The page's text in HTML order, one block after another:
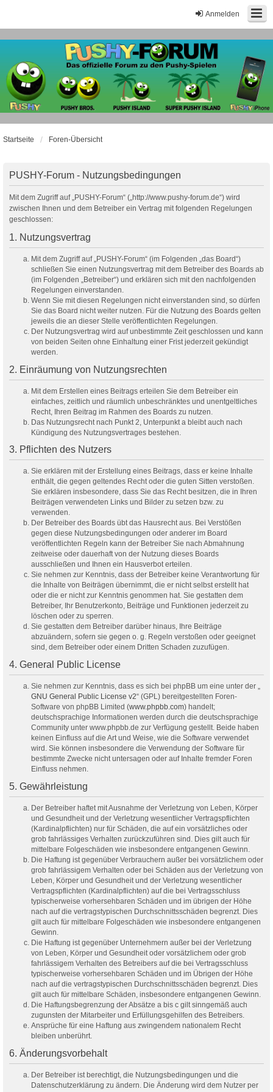
Anmelden
Startseite Foren-Übersicht
PUSHY-Forum - Nutzungsbedingungen
Mit dem Zugriff auf „PUSHY-Forum“ („http://www.pushy-forum.de“) wird
zwischen Ihnen und dem Betreiber ein Vertrag mit folgenden Regelungen
geschlossen:
1. Nutzungsvertrag
Mit dem Zugriff auf „PUSHY-Forum“ (im Folgenden „das Board“)
schließen Sie einen Nutzungsvertrag mit dem Betreiber des Boards ab
(im Folgenden „Betreiber“) und erklären sich mit den nachfolgenden
Regelungen einverstanden.
Wenn Sie mit diesen Regelungen nicht einverstanden sind, so dürfen
Sie das Board nicht weiter nutzen. Für die Nutzung des Boards gelten
jeweils die an dieser Stelle veröffentlichten Regelungen.
Der Nutzungsvertrag wird auf unbestimmte Zeit geschlossen und kann
von beiden Seiten ohne Einhaltung einer Frist jederzeit gekündigt
werden.
2. Einräumung von Nutzungsrechten
Mit dem Erstellen eines Beitrags erteilen Sie dem Betreiber ein
einfaches, zeitlich und räumlich unbeschränktes und unentgeltliches
Recht, Ihren Beitrag im Rahmen des Boards zu nutzen.
Das Nutzungsrecht nach Punkt 2, Unterpunkt a bleibt auch nach
Kündigung des Nutzungsvertrages bestehen.
3. Pflichten des Nutzers
Sie erklären mit der Erstellung eines Beitrags, dass er keine Inhalte
enthält, die gegen geltendes Recht oder die guten Sitten verstoßen.
Sie erklären insbesondere, dass Sie das Recht besitzen, die in Ihren
Beiträgen verwendeten Links und Bilder zu setzen bzw. zu
verwenden.
Der Betreiber des Boards übt das Hausrecht aus. Bei Verstößen
gegen diese Nutzungsbedingungen oder anderer im Board
veröffentlichten Regeln kann der Betreiber Sie nach Abmahnung
zeitweise oder dauerhaft von der Nutzung dieses Boards
ausschließen und Ihnen ein Hausverbot erteilen.
Sie nehmen zur Kenntnis, dass der Betreiber keine Verantwortung für
die Inhalte von Beiträgen übernimmt, die er nicht selbst erstellt hat
oder die er nicht zur Kenntnis genommen hat. Sie gestatten dem
Betreiber, Ihr Benutzerkonto, Beiträge und Funktionen jederzeit zu
löschen oder zu sperren.
Sie gestatten dem Betreiber darüber hinaus, Ihre Beiträge
abzuändern, sofern sie gegen o. g. Regeln verstoßen oder geeignet
sind, dem Betreiber oder einem Dritten Schaden zuzufügen.
4. General Public License
Sie nehmen zur Kenntnis, dass es sich bei phpBB um eine unter der „
GNU General Public License v2“ (GPL) bereitgestellten Foren-
Software von phpBB Limited (www.phpbb.com) handelt;
deutschsprachige Informationen werden durch die deutschsprachige
Community unter www.phpbb.de zur Verfügung gestellt. Beide haben
keinen Einfluss auf die Art und Weise, wie die Software verwendet
wird. Sie können insbesondere die Verwendung der Software für
bestimmte Zwecke nicht untersagen oder auf Inhalte fremder Foren
Einfluss nehmen.
5. Gewährleistung
Der Betreiber haftet mit Ausnahme der Verletzung von Leben, Körper
und Gesundheit und der Verletzung wesentlicher Vertragspflichten
(Kardinalpflichten) nur für Schäden, die auf ein vorsätzliches oder
grob fahrlässiges Verhalten zurückzuführen sind. Dies gilt auch für
mittelbare Folgeschäden wie insbesondere entgangenen Gewinn.
Die Haftung ist gegenüber Verbrauchern außer bei vorsätzlichem oder
grob fahrlässigem Verhalten oder bei Schäden aus der Verletzung von
Leben, Körper und Gesundheit und der Verletzung wesentlicher
Vertragspflichten (Kardinalpflichten) auf die bei Vertragsschluss
typischerweise vorhersehbaren Schäden und im übrigen der Höhe
nach auf die vertragstypischen Durchschnittsschäden begrenzt. Dies
gilt auch für mittelbare Folgeschäden wie insbesondere entgangenen
Gewinn.
Die Haftung ist gegenüber Unternehmern außer bei der Verletzung
von Leben, Körper und Gesundheit oder vorsätzlichem oder grob
fahrlässigem Verhalten des Betreibers auf die bei Vertragsschluss
typischerweise vorhersehbaren Schäden und im Übrigen der Höhe
nach auf die vertragstypischen Durchschnittsschäden begrenzt. Dies
gilt auch für mittelbare Schäden, insbesondere entgangenen Gewinn.
Die Haftungsbegrenzung der Absätze a bis c gilt sinngemäß auch
zugunsten der Mitarbeiter und Erfüllungsgehilfen des Betreibers.
Ansprüche für eine Haftung aus zwingendem nationalem Recht
bleiben unberührt.
6. Änderungsvorbehalt
Der Betreiber ist berechtigt, die Nutzungsbedingungen und die
Datenschutzerklärung zu ändern. Die Änderung wird dem Nutzer per